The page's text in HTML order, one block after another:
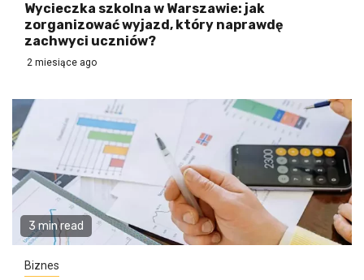
Wycieczka szkolna w Warszawie: jak
zorganizować wyjazd, który naprawdę
zachwyci uczniów?
2 miesiące ago
3 min read
Biznes